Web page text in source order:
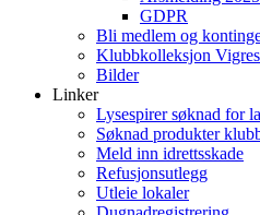
GDPR
Bli medlem og
Klubbkolleksjon
Bilder
Linker
Lysespirer søknad for
Søknad produkter
Meld inn idrettsskade
Refusjonsutlegg
Utleie lokaler